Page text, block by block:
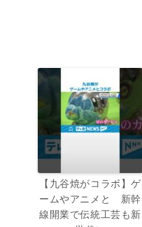
【九谷焼がコラボ】ゲ
ームやアニメと 新幹
線開業で伝統工芸も新